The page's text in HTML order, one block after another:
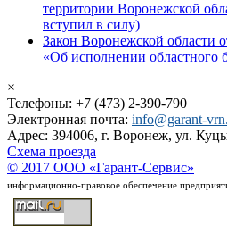
территории Воронежской
вступил в силу)
Закон Воронежской области
«Об исполнении областного
×
Телефоны: +7 (473) 2-390-790
Электронная почта: info@garant-
Адрес: 394006, г. Воронеж, ул.
Схема проезда
© 2017 ООО «Гарант-Сервис»
информационно-правовое обеспечение